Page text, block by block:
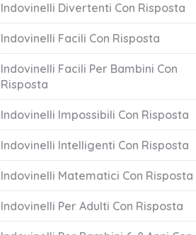
Indovinelli Divertenti Con Risposta
Indovinelli Facili Con Risposta
Indovinelli Facili Per Bambini Con
Risposta
Indovinelli Impossibili Con Risposta
Indovinelli Intelligenti Con Risposta
Indovinelli Matematici Con Risposta
Indovinelli Per Adulti Con Risposta